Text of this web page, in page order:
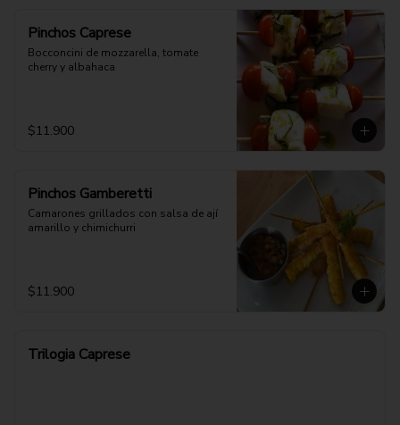
Pinchos Caprese
Bocconcini de mozzarella, tomate
cherry y albahaca
$11.900
Pinchos Gamberetti
Camarones grillados con salsa de ají
amarillo y chimichurri
$11.900
Trilogia Caprese